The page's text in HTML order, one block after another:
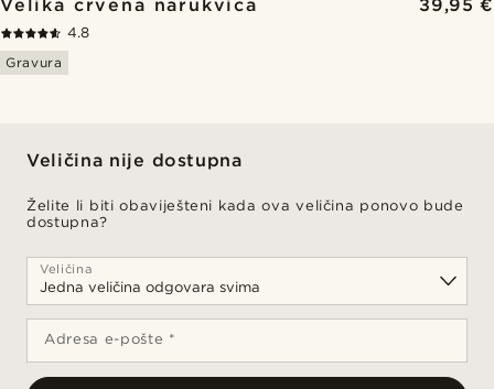
Velika crvena narukvica 39,95 €
4.8
Gravura
Veličina nije dostupna
Želite li biti obaviješteni kada ova veličina ponovo bude
dostupna?
Veličina
Adresa e-pošte *